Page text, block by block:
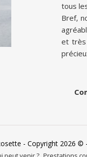
tous
Bref,
et très
- Copyright 2026 ©